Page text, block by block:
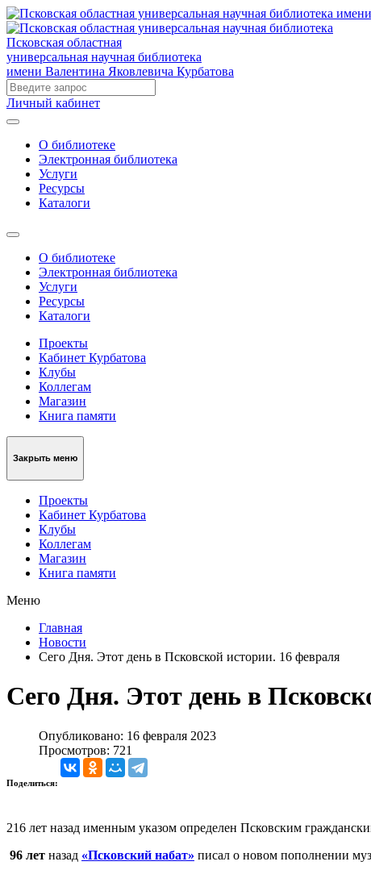
Псковская областная
универсальная научная библиотека
имени Валентина Яковлевича Курбатова
Личный кабинет
О библиотеке
Электронная библиотека
Услуги
Ресурсы
Каталоги
О библиотеке
Электронная библиотека
Услуги
Ресурсы
Каталоги
Проекты
Кабинет Курбатова
Клубы
Коллегам
Магазин
Книга памяти
Закрыть меню
Проекты
Кабинет Курбатова
Клубы
Коллегам
Магазин
Книга памяти
Меню
Главная
Новости
Сего Дня. Этот день в Псковской истории. 16 февраля
Сего Дня. Этот день в
Опубликовано: 16 февраля 2023
Просмотров: 721
Поделиться:
216 лет назад именным указом определен Псковским
96 лет назад «Псковский набат» писал о новом пополнении